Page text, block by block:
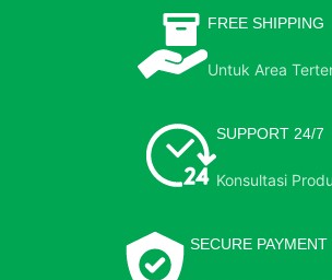
FREE SHIPPING
Untuk Area
SUPPORT 24/7
Konsultasi
SECURE PAYMENT